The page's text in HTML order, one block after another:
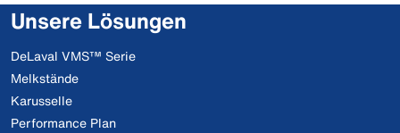
Unsere Lösungen
DeLaval VMS™ Serie
Melkstände
Karusselle
Performance Plan